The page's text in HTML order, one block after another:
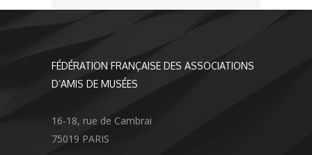
FÉDÉRATION FRANÇAISE DES ASSOCIATIONS
D’AMIS DE MUSÉES
16-18, rue de Cambrai
75019 PARIS